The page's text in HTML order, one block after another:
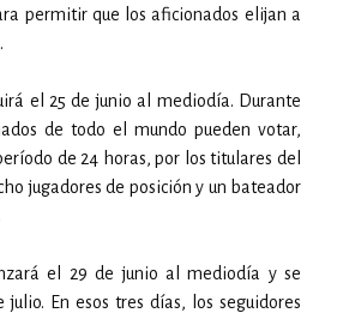
permitir que los aficionados elijan a
el 25 de junio al mediodía. Durante
de todo el mundo pueden votar,
de 24 horas, por los titulares del
jugadores de posición y un bateador
el 29 de junio al mediodía y se
En esos tres días, los seguidores